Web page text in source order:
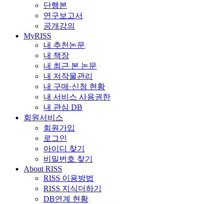
단행본
연구보고서
공개강의
MyRISS
내 추천논문
내 책장
내 최근 본 논문
내 저작물관리
내 구매·신청 현황
내 서비스 사용권한
내 관심 DB
회원서비스
회원가입
로그인
아이디 찾기
비밀번호 찾기
About RISS
RISS 이용방법
RISS 지식더하기
DB연계 현황